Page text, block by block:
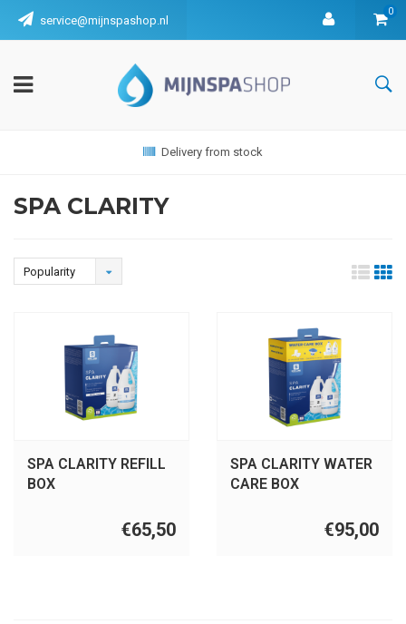
service@mijnspashop.nl
0
Delivery from stock
SPA CLARITY
Popularity
SPA CLARITY REFILL
BOX
€65,50
SPA CLARITY WATER
CARE BOX
€95,00